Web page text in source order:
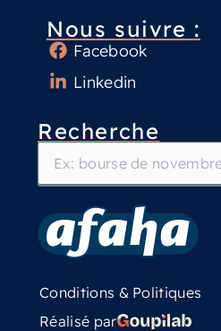
Recherche
Conditions & Politiques
Réalisé par
Nous suivre :
Facebook
Linkedin